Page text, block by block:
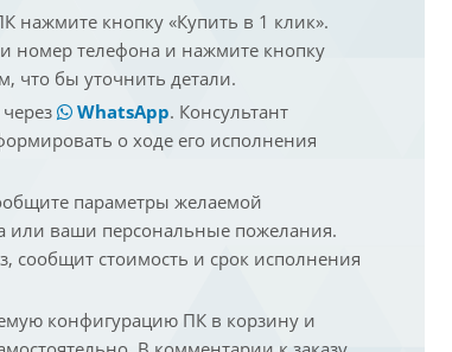
нажмите кнопку «Купить в 1 клик».
номер телефона и нажмите кнопку
что бы уточнить детали.
WhatsApp. Консультант
о ходе его исполнения
параметры желаемой
или ваши персональные пожелания.
сообщит стоимость и срок исполнения
конфигурацию ПК в корзину и